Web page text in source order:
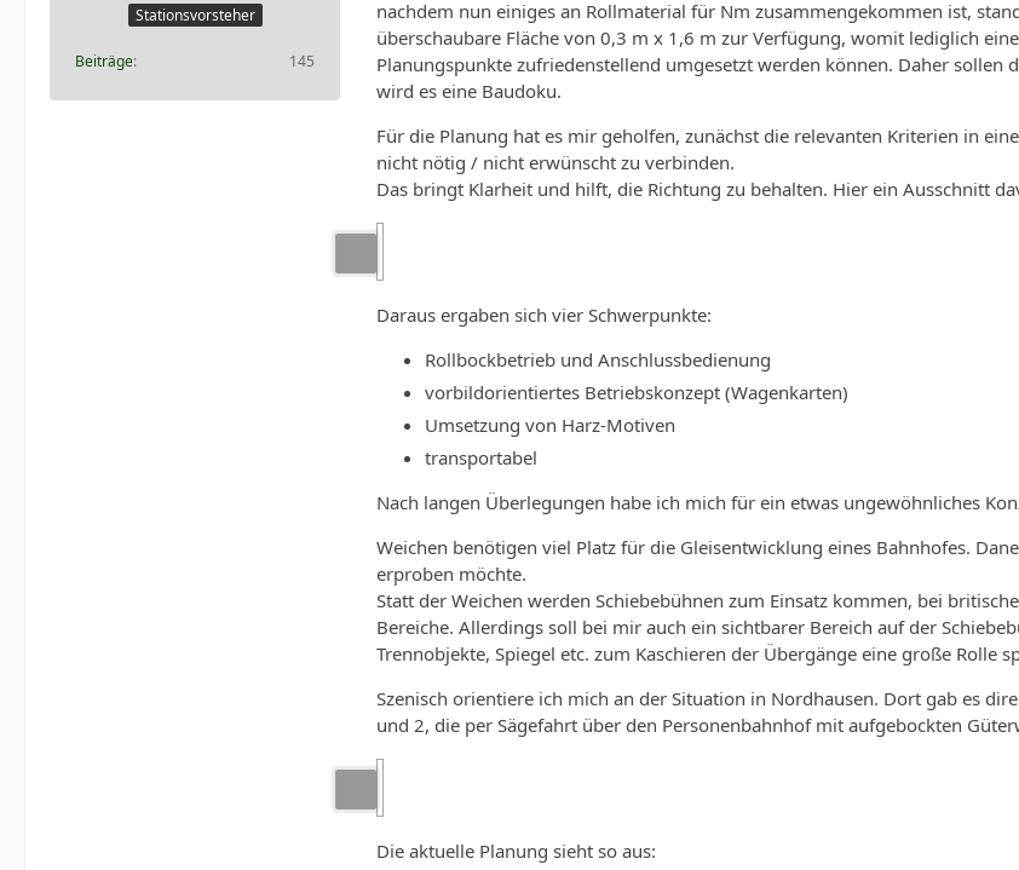
Stationsvorsteher
Beiträge 145
nachdem nun einiges an Rollmaterial für Nm zusammengekommen ist,
überschaubare Fläche von 0,3 m x 1,6 m zur Verfügung, womit lediglich
Planungspunkte zufriedenstellend umgesetzt werden können. Daher
wird es eine Baudoku.
Für die Planung hat es mir geholfen, zunächst die relevanten Kriterien in
nicht nötig / nicht erwünscht zu verbinden.
Das bringt Klarheit und hilft, die Richtung zu behalten. Hier ein Ausschnitt
Daraus ergaben sich vier Schwerpunkte:
Rollbockbetrieb und Anschlussbedienung
vorbildorientiertes Betriebskonzept (Wagenkarten)
Umsetzung von Harz-Motiven
transportabel
Nach langen Überlegungen habe ich mich für ein etwas ungewöhnliches
Weichen benötigen viel Platz für die Gleisentwicklung eines Bahnhofes.
erproben möchte.
Statt der Weichen werden Schiebebühnen zum Einsatz kommen, bei
Bereiche. Allerdings soll bei mir auch ein sichtbarer Bereich auf der
Trennobjekte, Spiegel etc. zum Kaschieren der Übergänge eine große Rolle
Szenisch orientiere ich mich an der Situation in Nordhausen. Dort gab es
und 2, die per Sägefahrt über den Personenbahnhof mit aufgebockten
Die aktuelle Planung sieht so aus: